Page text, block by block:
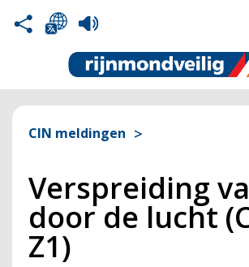
CIN meldingen
Verspreiding
door de lucht
Z1)